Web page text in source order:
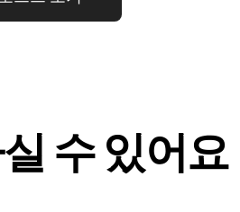
수 있어요